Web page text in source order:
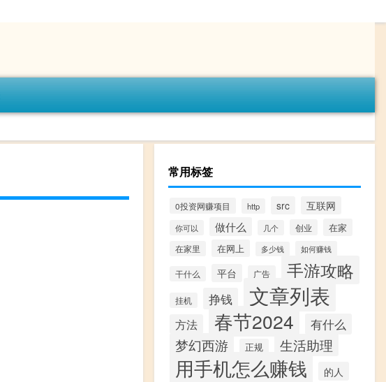
常用标签
0投资网赚项目 http src 互联网
你可以 做什么 几个 创业 在家
在家里 在网上 多少钱 如何赚钱
干什么 平台 广告 手游攻略
挂机 挣钱 文章列表
方法 春节2024 有什么
梦幻西游 正规 生活助理
用手机怎么赚钱 的人